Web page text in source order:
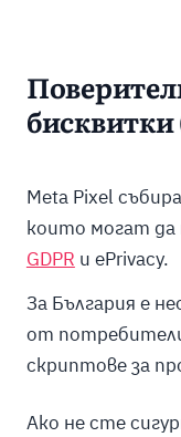
Meta Pixel
които могат да
GDPR и ePrivacy.
За България е
от
скриптове за
Ако не сте